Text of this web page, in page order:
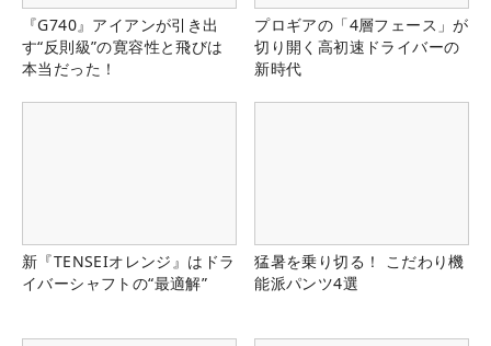
『G740』アイアンが引き出
す“反則級”の寛容性と飛びは
本当だった！
プロギアの「4層フェース」が
切り開く高初速ドライバーの
新時代
新『TENSEIオレンジ』はドラ
イバーシャフトの“最適解”
猛暑を乗り切る！ こだわり機
能派パンツ4選